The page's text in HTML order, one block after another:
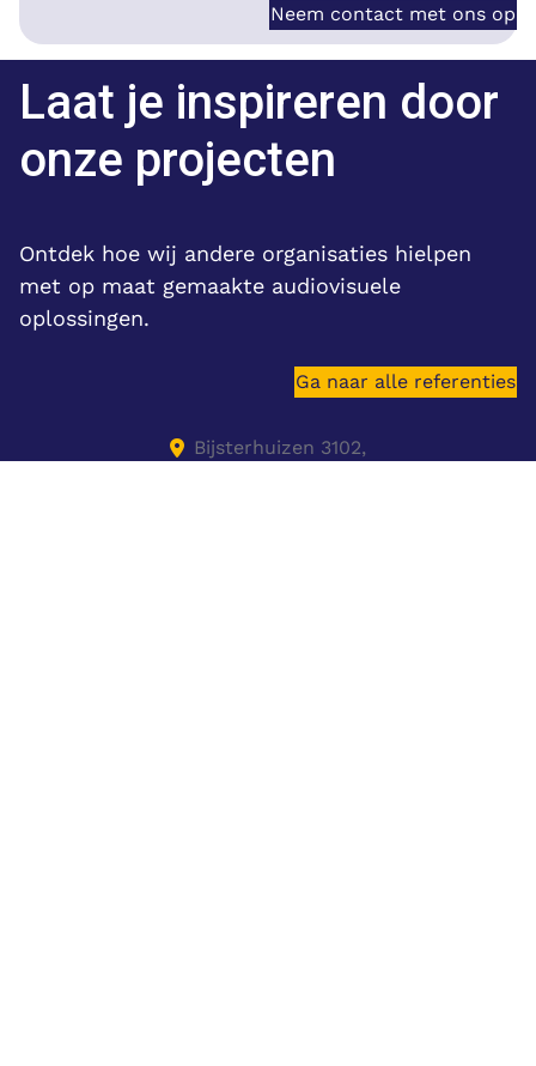
Neem contact met ons op
Laat je inspireren door
onze projecten
Ontdek hoe wij andere organisaties hielpen
met op maat gemaakte audiovisuele
oplossingen.
Ga naar alle referenties
Bijsterhuizen 3102,